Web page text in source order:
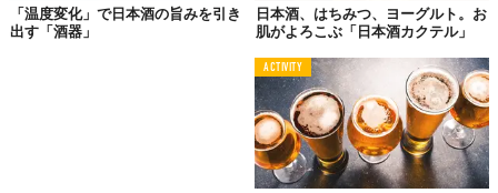
ぽんしゅグリア
感満載なんだけど、本当におすすめな理由としてはこれ以降が本
まず、今の季節にうれしい熱燗バージョンもつくれること。
「温度変化」で日本酒の旨みを引き
出す「酒器」
日本酒、はちみつ、ヨーグルト。お
肌がよろこぶ「日本酒カクテル」
ACTIVITY